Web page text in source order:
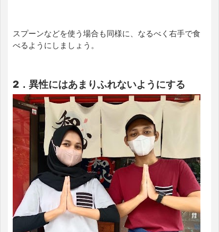
スプーンなどを使う場合も同様に、なるべく右手で食
べるようにしましょう。
2．異性にはあまりふれないようにする